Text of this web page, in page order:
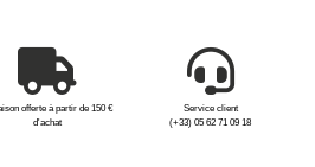
offerte à partir de 150 €
d'achat
Service client
(+33) 05 62 71 09 18